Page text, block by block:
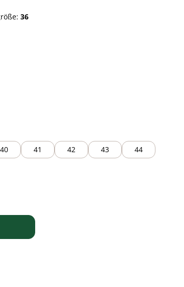
36
verfügbar.)
40 41 42 43
44
ist zurzeit nicht verfügbar.)
Wert ein oder